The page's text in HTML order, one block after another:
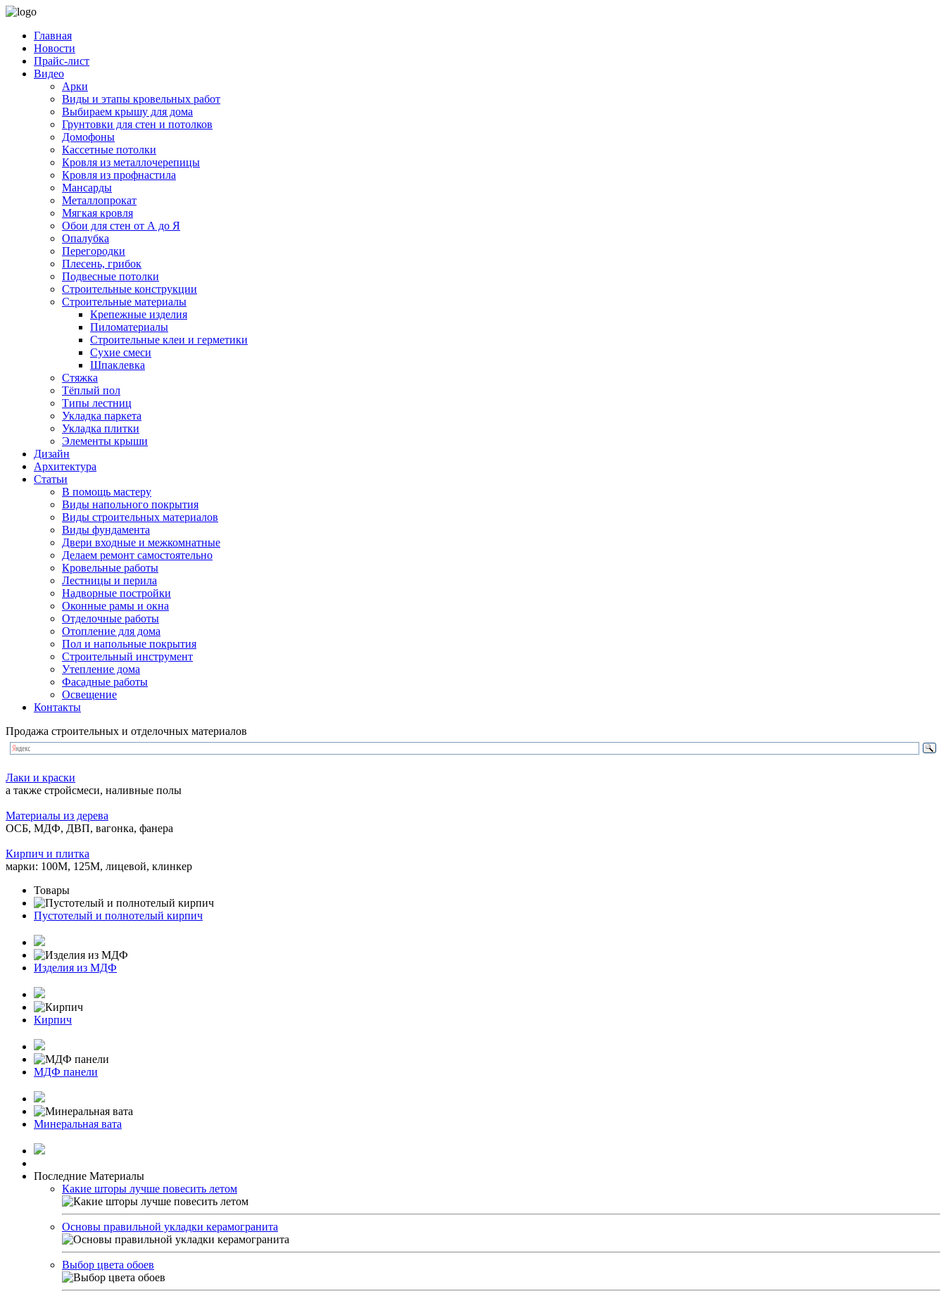
Главная
Новости
Прайс-лист
Видео
Арки
Виды и этапы кровельных работ
Выбираем крышу для дома
Грунтовки для стен и потолков
Домофоны
Кассетные потолки
Кровля из металлочерепицы
Кровля из профнастила
Мансарды
Металлопрокат
Мягкая кровля
Обои для стен от А до Я
Опалубка
Перегородки
Плесень, грибок
Подвесные потолки
Строительные конструкции
Строительные материалы
Крепежные изделия
Пиломатериалы
Строительные клеи и герметики
Сухие смеси
Шпаклевка
Стяжка
Тёплый пол
Типы лестниц
Укладка паркета
Укладка плитки
Элементы крыши
Дизайн
Архитектура
Статьи
В помощь мастеру
Виды напольного покрытия
Виды строительных материалов
Виды фундамента
Двери входные и межкомнатные
Делаем ремонт самостоятельно
Кровельные работы
Лестницы и перила
Надворные постройки
Оконные рамы и окна
Отделочные работы
Отопление для дома
Пол и напольные покрытия
Строительный инструмент
Утепление дома
Фасадные работы
Освещение
Контакты
Продажа строительных и отделочных материалов
Лаки и краски
а также стройсмеси, наливные полы
Материалы из дерева
ОСБ, МДФ, ДВП, вагонка, фанера
Кирпич и плитка
марки: 100М, 125М, лицевой, клинкер
Товары
Пустотелый и полнотелый кирпич
Изделия из МДФ
Кирпич
МДФ панели
Минеральная вата
Последние Материалы
Какие шторы лучше повесить летом
Основы правильной укладки керамогранита
Выбор цвета обоев